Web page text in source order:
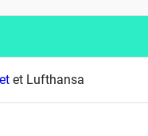
et Lufthansa